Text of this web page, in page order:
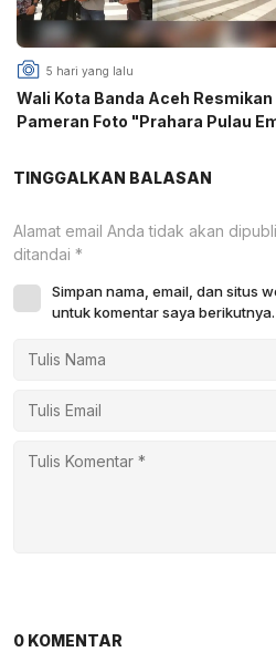
5 hari yang lalu
Wali Kota Banda Aceh Resmikan
Pameran Foto "Prahara Pulau
Bencana
TINGGALKAN BALASAN
Alamat email Anda tidak akan
ditandai *
Simpan nama, email, dan situs
untuk komentar saya berikutnya.
0 KOMENTAR